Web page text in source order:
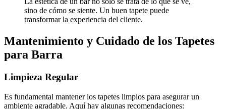
sino de cómo se siente. Un buen tapete puede
transformar la experiencia del cliente.
Mantenimiento y Cuidado de los Tapetes
para Barra
Limpieza Regular
Es fundamental mantener los tapetes limpios para asegurar un
ambiente agradable. Aquí hay algunas recomendaciones: